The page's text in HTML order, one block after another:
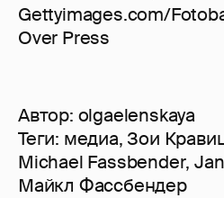
Gettyimages.com/
Over Press
Автор: olgaelenskaya
Теги: медиа, Зои
Michael Fassbender,
Майкл Фассбендер